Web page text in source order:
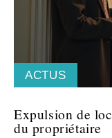
ACTUS
Expulsion de
du propriétaire